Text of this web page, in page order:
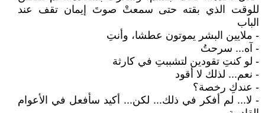
للوقت الذي بقته حتى سمعتْ صوتَ إيمان تقف عند
الباب
- ملايين البشر يموتون عطشا، وأنتِ
- آه... سرحتُ
- لو كنتِ تقودين لتشببتِ في كارثة
- نعم... لذلك لا أقود
- عندكِ رخصة؟
- لا... لم أفكر في ذلك... لكن... أكيد سأفعل في الأعوام